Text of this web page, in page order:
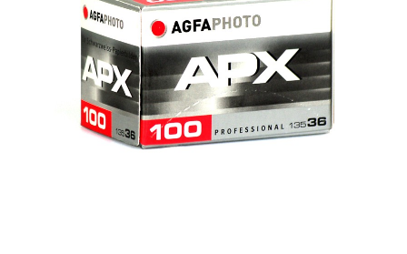
Sample Page
Zamówienia